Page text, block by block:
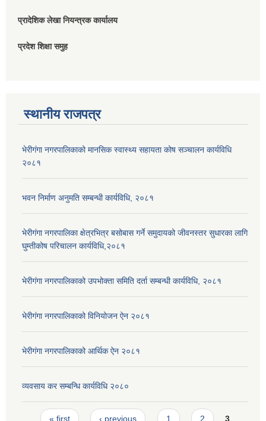
प्रादेशिक लेखा नियन्त्रक कार्यालय
प्रदेश शिक्षा समुह
स्थानीय राजपत्र
भेरीगंगा नगरपालिकाको मानसिक स्वास्थ्य सहायता कोष सञ्चालन कार्यविधि
२०८१
भवन निर्माण अनुमति सम्बन्धी कार्यविधि, २०८१
भेरीगंगा नगरपालिका क्षेत्रभित्र बसोबास गर्ने समुदायको जीवनस्तर सुधारका लागि
घुम्तीकोष परिचालन कार्यविधि,२०८१
भेरीगंगा नगरपालिकाको उपभोक्ता समिति दर्ता सम्बन्धी कार्यविधि, २०८१
भेरीगंगा नगरपालिकाको विनियोजन ऐन २०८१
भेरीगंगा नगरपालिकाको आर्थिक ऐन २०८१
व्यवसाय कर सम्बन्धि कार्यविधि २०८०
« first ‹ previous 1 2 3